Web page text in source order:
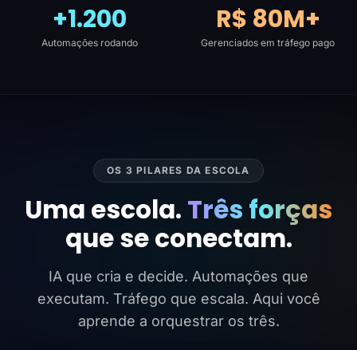
+1.200
Automações rodando
R$ 80M+
Gerenciados em tráfego pago
OS 3 PILARES DA ESCOLA
Uma escola. Três forças
que se conectam.
IA que cria e decide. Automações que
executam. Tráfego que escala. Aqui você
aprende a orquestrar os três.